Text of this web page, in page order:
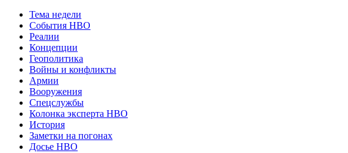
Тема недели
События НВО
Реалии
Концепции
Геополитика
Войны и конфликты
Армии
Вооружения
Спецслужбы
Колонка эксперта НВО
История
Заметки на погонах
Досье НВО